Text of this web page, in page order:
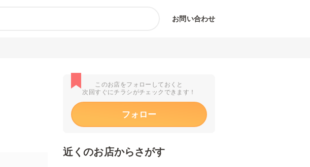
お問い合わせ
このお店をフォローしておくと
次回すぐにチラシがチェックできます！
フォロー
近くのお店からさがす